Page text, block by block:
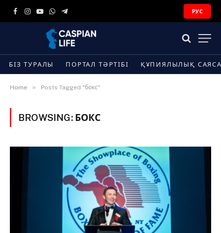
Facebook
Instagram
YouTube
WhatsApp
Telegram
РУС
БІЗ ТУРАЛЫ ПОРТАЛ ТӘРТІБІ ҚҰПИЯЛЫЛЫҚ
Home » Posts Tagged "бокс"
BROWSING: БОКС